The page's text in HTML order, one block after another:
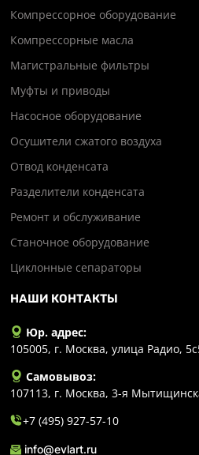
Компрессорное оборудование
Компрессорные масла
Магистральные фильтры
Муфты и приводы
Насосное оборудование
Осушители сжатого воздуха
Отвод конденсата
Разделители конденсата
Ремонт и обслуживание
Станочное оборудование
Циклонные сепараторы
НАШИ КОНТАКТЫ
Юр. адрес:
105005, г. Москва, улица Радио,
Самовывоз:
107113, г. Москва, 3-я
+7 (495) 927-57-10
info@evlart.ru